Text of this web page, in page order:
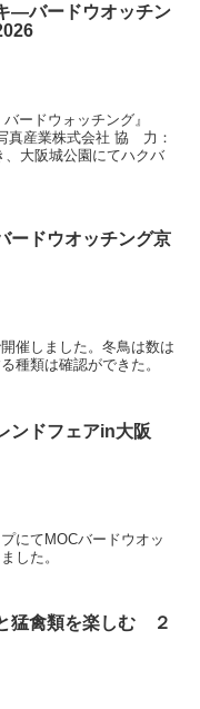
―バードウオッチン
ドウォッチング』
産業株式会社 協 力：
大阪城公園にてハクバ
ドウオッチング京
催しました。冬鳥は数は
種類は確認ができた。
ンドフェアin大阪
にてMOCバードウオッ
した。
猛禽類を楽しむ ２